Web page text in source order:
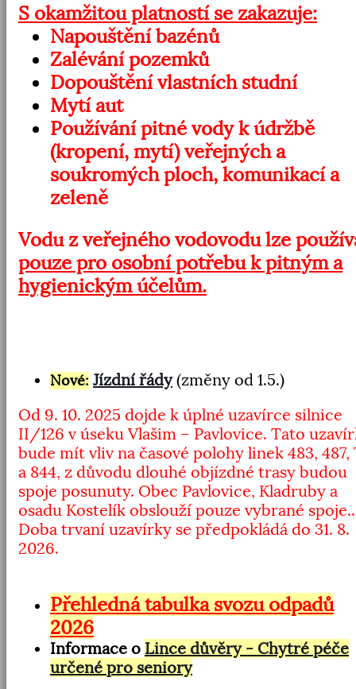
S okamžitou platností se zakazuje:
Napouštění bazénů
Zalévání pozemků
Dopouštění vlastních studní
Mytí aut
Používání pitné vody k údržbě
(kropení, mytí) veřejných a
soukromých ploch, komunikací a
zeleně
Vodu z veřejného vodovodu lze
pouze pro osobní potřebu k pitným a
hygienickým účelům.
Nové: Jízdní řády (změny od 1.5.)
Od 9. 10. 2025 dojde k úplné uzavírce silnice
II/126 v úseku Vlašim – Pavlovice. Tato
bude mít vliv na časové polohy linek 483, 487,
a 844, z důvodu dlouhé objízdné trasy budou
spoje posunuty. Obec Pavlovice, Kladruby a
osadu Kostelík obslouží pouze vybrané spoje..
Doba trvaní uzavírky se předpokládá do 31. 8.
2026.
Přehledná tabulka svozu odpadů
2026
Informace o Lince důvěry - Chytré péče
určené pro seniory